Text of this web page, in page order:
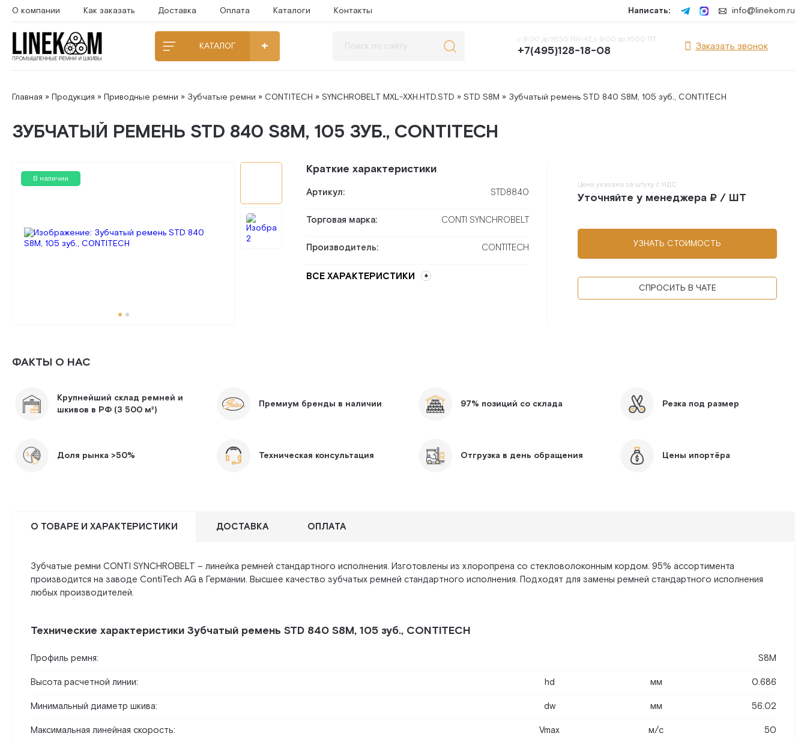
О компании Как заказать Доставка Оплата Каталоги Контакты Написать: info@linekom.ru
КАТАЛОГ
с 9:00 до 16:30 ПН-ЧТ, с 9:00 до 16:00 ПТ
+7(495)128-18-08 Заказать звонок
Главная » Продукция » Приводные ремни » Зубчатые ремни » CONTITECH » SYNCHROBELT MXL-XXH.HTD.STD » STD S8M » Зубчатый ремень STD 840 S8M, 105 зуб., CONTITECH
ЗУБЧАТЫЙ РЕМЕНЬ STD 840 S8M, 105 ЗУБ., CONTITECH
В наличии
Краткие характеристики
Артикул: STD8840
Торговая марка: CONTI SYNCHROBELT
Производитель: CONTITECH
ВСЕ ХАРАКТЕРИСТИКИ
Цена указана за штуку с НДС
Уточняйте у менеджера ₽ / ШТ
УЗНАТЬ СТОИМОСТЬ
СПРОСИТЬ В ЧАТЕ
ФАКТЫ О НАС
Крупнейший склад ремней и
шкивов в РФ (3 500 м²)
Премиум бренды в наличии 97% позиций со склада Резка под размер
Доля рынка >50% Техническая консультация Отгрузка в день обращения Цены ипортёра
О ТОВАРЕ И ХАРАКТЕРИСТИКИ ДОСТАВКА ОПЛАТА
Зубчатые ремни CONTI SYNCHROBELT – линейка ремней стандартного исполнения. Изготовлены из хлоропрена со стекловолоконным кордом. 95% ассортимента
производится на заводе ContiTech AG в Германии. Высшее качество зубчатых ремней стандартного исполнения. Подходят для замены ремней стандартного исполнения
любых производителей.
Технические характеристики Зубчатый ремень STD 840 S8M, 105 зуб., CONTITECH
Профиль ремня: S8M
Высота расчетной линии: hd мм 0.686
Минимальный диаметр шкива: dw мм 56.02
Максимальная линейная скорость: Vmax м/c 50